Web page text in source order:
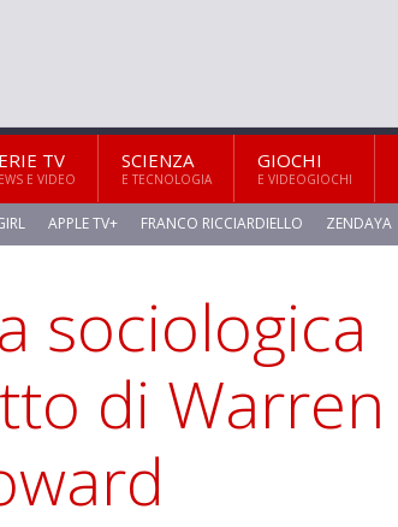
TV
E VIDEO
SCIENZA
E TECNOLOGIA
GIOCHI
E VIDEOGIOCHI
APPLE TV+ FRANCO RICCIARDIELLO ZENDAYA
sociologica
di Warren